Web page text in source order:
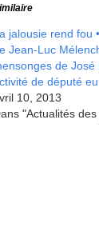
jalousie rend fou
Jean-Luc
de José
de député
10, 2013
"Actualités